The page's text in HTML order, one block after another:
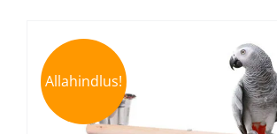
Allahindlus!